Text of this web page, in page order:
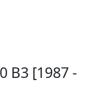
B3 [1987 -